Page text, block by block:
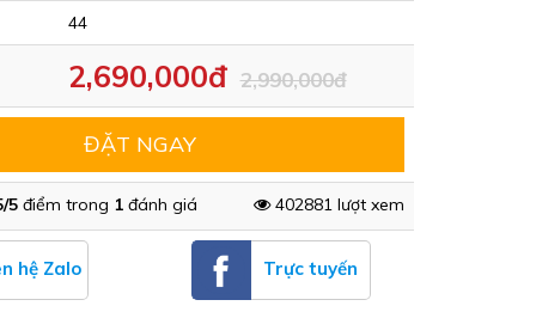
44
2,690,000đ 2,990,000đ
ĐẶT NGAY
5điểm trong 1đánh giá 402881 lượt xem
hệ Zalo Trực tuyến